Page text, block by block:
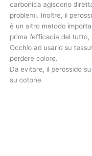
carbonica agiscono
problemi. Inoltre, il
è un altro metodo
prima l’efficacia del
Occhio ad usarlo su
perdere colore.
Da evitare, il perossido
su cotone.